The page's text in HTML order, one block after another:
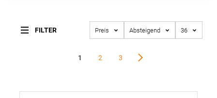
FILTER Preis Absteigend 36
SeiteSie lesen gerade Seite
1 Seite
2 Seite
3 Seite